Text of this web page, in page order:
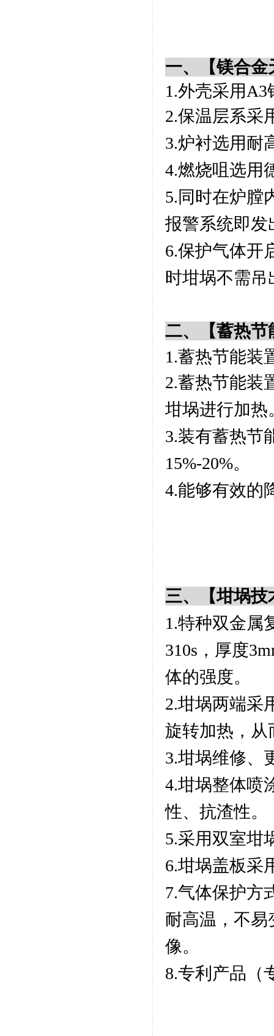
一、【镁合金
1.外壳采用
2.保温层系采
3.炉衬选用耐
4.燃烧咀选用
5.同时在炉膛
报警系统即发
6.保护气体开
时坩埚不需
二、 【蓄热节
1.蓄热节能装
2.蓄热节能装
坩埚进行加热
3.装有蓄热节
15%-20%。
4.能够有效的
三、【坩埚技
1.特种双金属
310s，厚度
体的强度。
2.坩埚两端采
旋转加热，从
3.坩埚维修、
4.坩埚整体喷
性、抗渣性。
5.采用双室坩
6.坩埚盖板采
7.气体保护方
耐高温，不
像。
8.专利产品（